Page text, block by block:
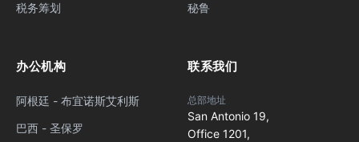
税务筹划
秘鲁
办公机构
阿根廷 - 布宜诺斯艾利斯
巴西 - 圣保罗
联系我们
总部地址
San Antonio 19,
Office 1201,